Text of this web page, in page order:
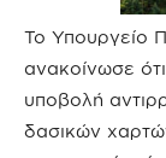
Το Υπουργείο
ανακοίνωσε
υποβολή
δασικών